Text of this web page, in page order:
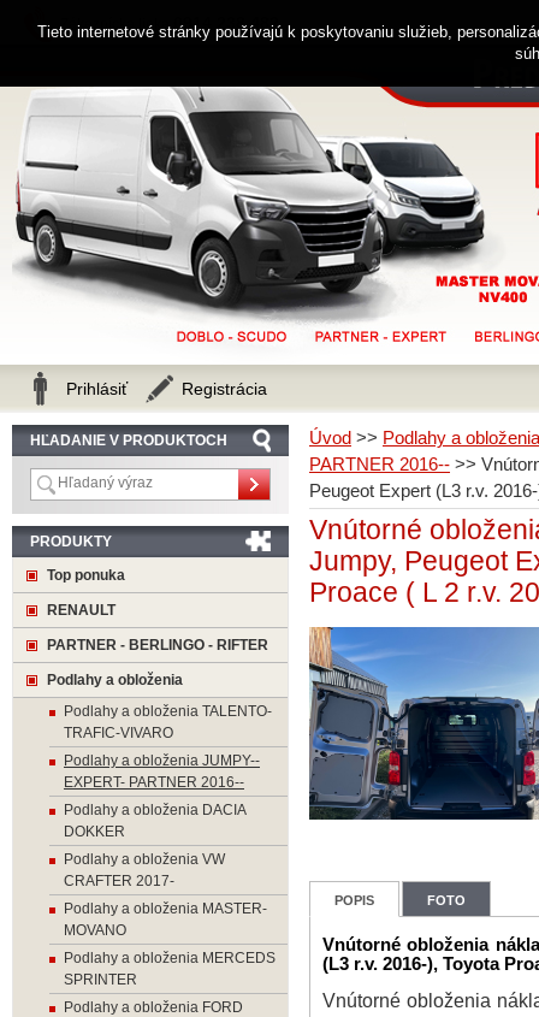
Úvod >> Podlahy a obloženia
PARTNER 2016-- >>
Peugeot Expert (L3 r.v.
Vnútorné
Jumpy, Peugeot
Proace ( L 2 r.v.
POPIS FOTO
Vnútorné obloženia
(L3 r.v. 2016-), Toyota
Vnútorné obloženia
HĽADANIE V PRODUKTOCH
PRODUKTY
Top ponuka
RENAULT
PARTNER - BERLINGO - RIFTER
Podlahy a obloženia
Podlahy a obloženia TALENTO-
TRAFIC-VIVARO
Podlahy a obloženia JUMPY--
EXPERT- PARTNER 2016--
Podlahy a obloženia DACIA
DOKKER
Podlahy a obloženia VW
CRAFTER 2017-
Podlahy a obloženia MASTER-
MOVANO
Podlahy a obloženia MERCEDS
SPRINTER
Podlahy a obloženia FORD
Zákaznícka linka 0914 238 482
Prihlásiť Registrácia
Tieto internetové stránky používajú k poskytovaniu služieb,